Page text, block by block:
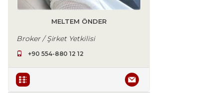
MELTEM ÖNDER
Broker / Şirket Yetkilisi
+90 554-880 12 12